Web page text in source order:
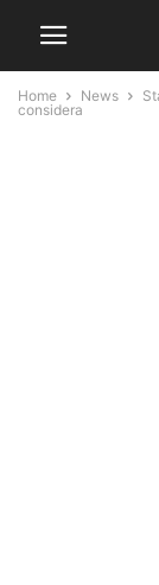
Home News
considera